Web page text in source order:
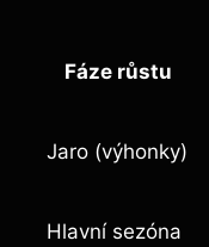
Fáze růstu
Jaro (výhonky)
Hlavní sezóna